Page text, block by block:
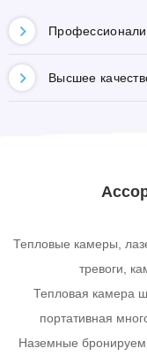
Высшее
Тепловые камеры,
тревоги,
Тепловая камера
портативная
Наземные